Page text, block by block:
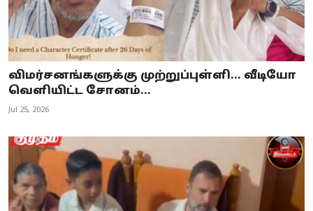
விமர்சனங்களுக்கு முற்றுப்புள்ளி… வீடியோ
வெளியிட்ட சோனம்...
Jul 25, 2026